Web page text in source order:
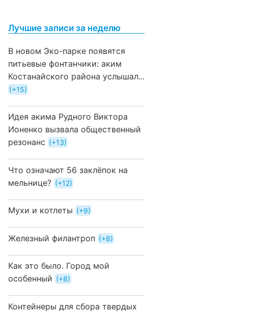
Лучшие записи за неделю
В новом Эко-парке появятся
питьевые фонтанчики: аким
Костанайского района услышал...
+15
Идея акима Рудного Виктора
Ионенко вызвала общественный
резонанс
+13
Что означают 56 заклёпок на
мельнице?
+12
Мухи и котлеты +9
Железный филантроп +8
Как это было. Город мой
особенный
+8
Контейнеры для сбора твердых